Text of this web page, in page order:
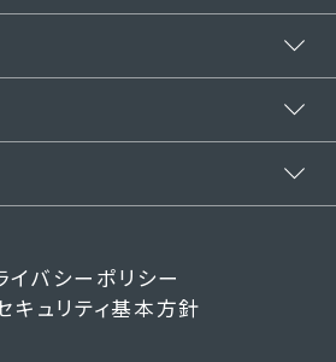
イバシーポリシー
キュリティ基本方針